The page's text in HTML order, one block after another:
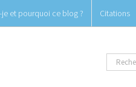
je et pourquoi ce blog ? Citations